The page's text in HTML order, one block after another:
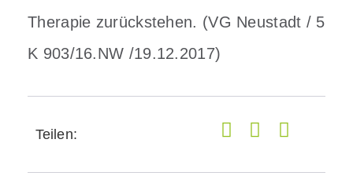
Therapie zurückstehen. (VG Neustadt / 5
K 903/16.NW /19.12.2017)
Teilen: